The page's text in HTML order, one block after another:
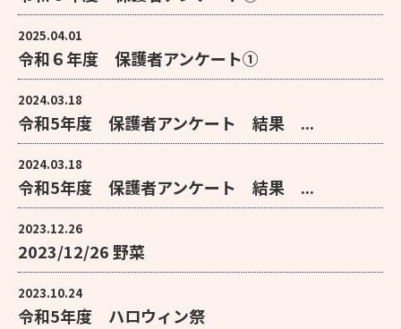
2025.04.01
令和６年度 保護者アンケート①
2024.03.18
令和5年度 保護者アンケート 結果 ...
2024.03.18
令和5年度 保護者アンケート 結果 ...
2023.12.26
2023/12/26 野菜
2023.10.24
令和5年度 ハロウィン祭